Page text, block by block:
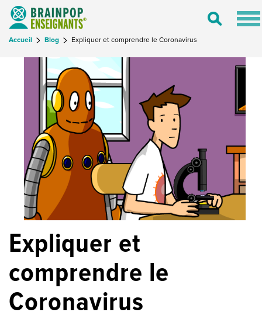
Toggle
Accueil Blog Expliquer et comprendre le Coronavirus
Expliquer et
comprendre le
Coronavirus